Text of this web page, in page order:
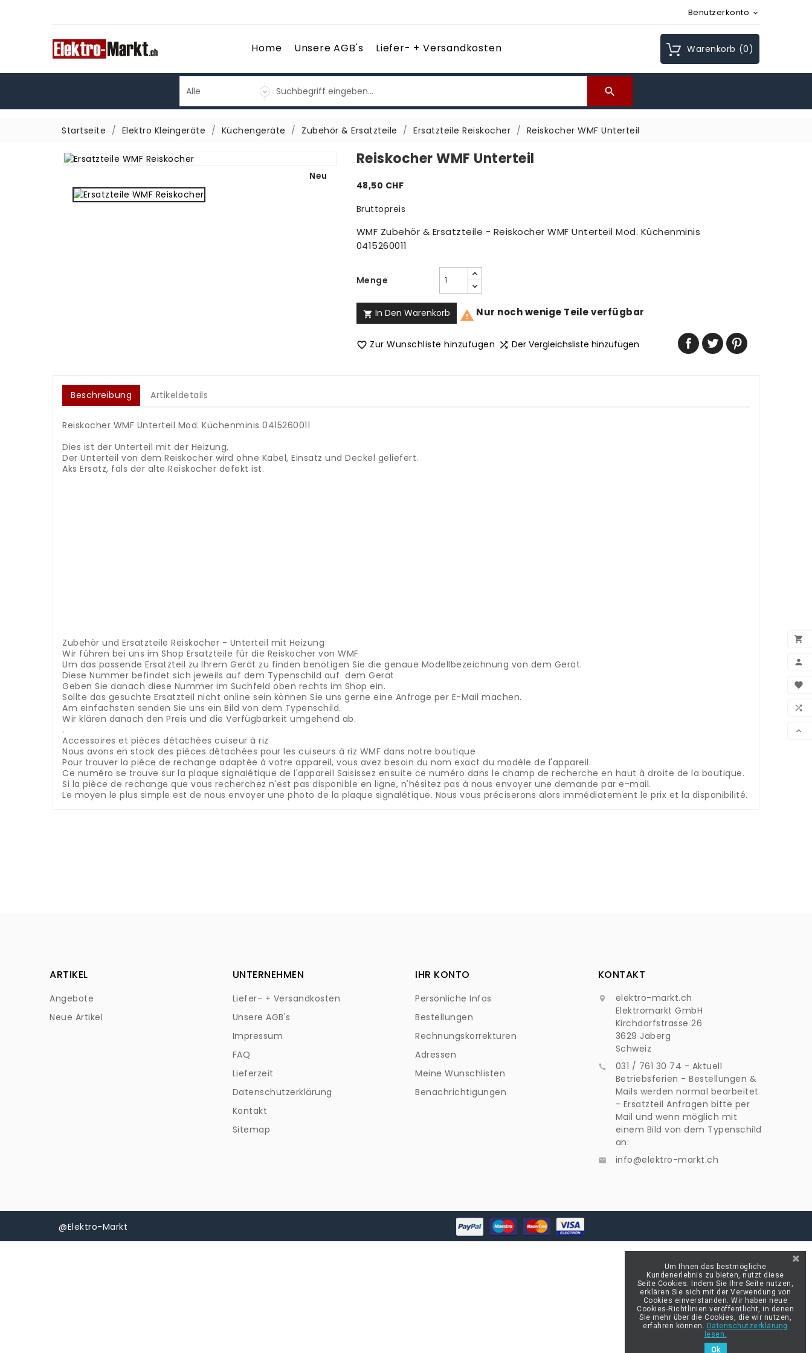





Benutzerkonto 
Home Unsere AGB's Liefer- + Versandkosten Warenkorb (0)

Startseite Elektro Kleingeräte Küchengeräte Zubehör & Ersatzteile Ersatzteile Reiskocher Reiskocher WMF Unterteil
Neu
Reiskocher WMF Unterteil
48,50 CHF
Bruttopreis
WMF Zubehör & Ersatzteile - Reiskocher WMF Unterteil Mod. Küchenminis
0415260011
Menge
 In Den Warenkorb  Nur noch wenige Teile verfügbar
 Zur Wunschliste hinzufügen  Der Vergleichsliste hinzufügen
Beschreibung Artikeldetails
Reiskocher WMF Unterteil Mod. Küchenminis 0415260011
Dies ist der Unterteil mit der Heizung,
Der Unterteil von dem Reiskocher wird ohne Kabel, Einsatz und Deckel geliefert.
Aks Ersatz, fals der alte Reiskocher defekt ist.
Zubehör und Ersatzteile Reiskocher - Unterteil mit Heizung
Wir führen bei uns im Shop Ersatzteile für die Reiskocher von WMF
Um das passende Ersatzteil zu Ihrem Gerät zu finden benötigen Sie die genaue Modellbezeichnung von dem Gerät.
Diese Nummer befindet sich jeweils auf dem Typenschild auf dem Gerät
Geben Sie danach diese Nummer im Suchfeld oben rechts im Shop ein.
Sollte das gesuchte Ersatzteil nicht online sein können Sie uns gerne eine Anfrage per E-Mail machen.
Am einfachsten senden Sie uns ein Bild von dem Typenschild.
Wir klären danach den Preis und die Verfügbarkeit umgehend ab.
.
Accessoires et pièces détachées cuiseur à riz
Nous avons en stock des pièces détachées pour les cuiseurs à riz WMF dans notre boutique
Pour trouver la pièce de rechange adaptée à votre appareil, vous avez besoin du nom exact du modèle de l'appareil.
Ce numéro se trouve sur la plaque signalétique de l'appareil Saisissez ensuite ce numéro dans le champ de recherche en haut à droite de la boutique.
Si la pièce de rechange que vous recherchez n'est pas disponible en ligne, n'hésitez pas à nous envoyer une demande par e-mail.
Le moyen le plus simple est de nous envoyer une photo de la plaque signalétique. Nous vous préciserons alors immédiatement le prix et la disponibilité.
ARTIKEL
Angebote
Neue Artikel
UNTERNEHMEN
Liefer- + Versandkosten
Unsere AGB's
Impressum
FAQ
Lieferzeit
Datenschutzerklärung
Kontakt
Sitemap
IHR KONTO
Persönliche Infos
Bestellungen
Rechnungskorrekturen
Adressen
Meine Wunschlisten
Benachrichtigungen
KONTAKT

elektro-markt.ch
Elektromarkt GmbH
Kirchdorfstrasse 26
3629 Jaberg
Schweiz

031 / 761 30 74 - Aktuell
Betriebsferien - Bestellungen &
Mails werden normal bearbeitet
- Ersatzteil Anfragen bitte per
Mail und wenn möglich mit
einem Bild von dem Typenschild
an:
 info@elektro-markt.ch
@Elektro-Markt
Um Ihnen das bestmögliche
Kundenerlebnis zu bieten, nutzt diese
Seite Cookies. Indem Sie Ihre Seite nutzen,
erklären Sie sich mit der Verwendung von
Cookies einverstanden. Wir haben neue
Cookies-Richtlinien veröffentlicht, in denen
Sie mehr über die Cookies, die wir nutzen,
erfahren können. Datenschutzerklärung
lesen.
Ok